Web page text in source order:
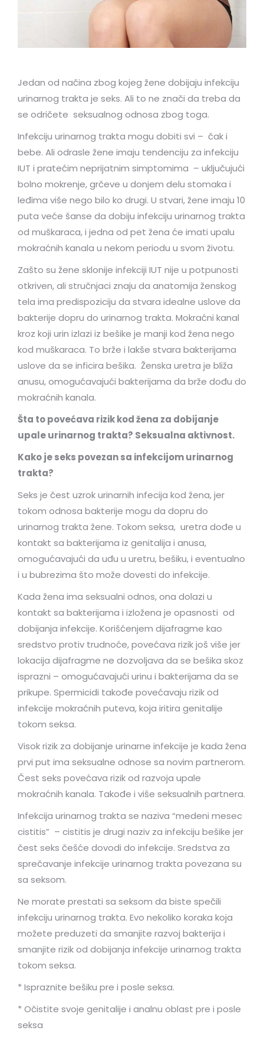
Jedan od načina zbog kojeg žene dobijaju infekciju
urinarnog trakta je seks. Ali to ne znači da treba da
se odričete seksualnog odnosa zbog toga.
Infekciju urinarnog trakta mogu dobiti svi – čak i
bebe. Ali odrasle žene imaju tendenciju za infekciju
IUT i pratećim neprijatnim simptomima – uključujući
bolno mokrenje, grčeve u donjem delu stomaka i
leđima više nego bilo ko drugi. U stvari, žene imaju 10
puta veće šanse da dobiju infekciju urinarnog trakta
od muškaraca, i jedna od pet žena će imati upalu
mokraćnih kanala u nekom periodu u svom životu.
Zašto su žene sklonije infekciji IUT nije u potpunosti
otkriven, ali stručnjaci znaju da anatomija ženskog
tela ima predispoziciju da stvara idealne uslove da
bakterije dopru do urinarnog trakta. Mokraćni kanal
kroz koji urin izlazi iz bešike je manji kod žena nego
kod muškaraca. To brže i lakše stvara bakterijama
uslove da se inficira bešika. Ženska uretra je bliža
anusu, omogućavajući bakterijama da brže dođu do
mokraćnih kanala.
Šta to povećava rizik kod žena za dobijanje
upale urinarnog trakta? Seksualna aktivnost.
Kako je seks povezan sa infekcijom urinarnog
trakta?
Seks je čest uzrok urinarnih infecija kod žena, jer
tokom odnosa bakterije mogu da dopru do
urinarnog trakta žene. Tokom seksa, uretra dođe u
kontakt sa bakterijama iz genitalija i anusa,
omogućavajući da uđu u uretru, bešiku, i eventualno
i u bubrezima što može dovesti do infekcije.
Kada žena ima seksualni odnos, ona dolazi u
kontakt sa bakterijama i izložena je opasnosti od
dobijanja infekcije. Korišćenjem dijafragme kao
sredstvo protiv trudnoće, povećava rizik još više jer
lokacija dijafragme ne dozvoljava da se bešika skoz
isprazni – omogućavajući urinu i bakterijama da se
prikupe. Spermicidi takođe povećavaju rizik od
infekcije mokraćnih puteva, koja iritira genitalije
tokom seksa.
Visok rizik za dobijanje urinarne infekcije je kada žena
prvi put ima seksualne odnose sa novim partnerom.
Čest seks povećava rizik od razvoja upale
mokraćnih kanala. Takođe i više seksualnih partnera.
Infekcija urinarnog trakta se naziva “medeni mesec
cistitis” – cistitis je drugi naziv za infekciju bešike jer
čest seks češće dovodi do infekcije. Sredstva za
sprečavanje infekcije urinarnog trakta povezana su
sa seksom.
Ne morate prestati sa seksom da biste spečili
infekciju urinarnog trakta. Evo nekoliko koraka koja
možete preduzeti da smanjite razvoj bakterija i
smanjite rizik od dobijanja infekcije urinarnog trakta
tokom seksa.
* Ispraznite bešiku pre i posle seksa.
* Očistite svoje genitalije i analnu oblast pre i posle
seksa